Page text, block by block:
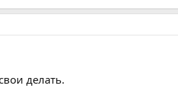
делать.